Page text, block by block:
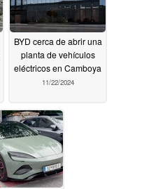
BYD cerca de abrir una
planta de vehículos
eléctricos en Camboya
11/22/2024